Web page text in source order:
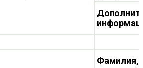
Фамилия,